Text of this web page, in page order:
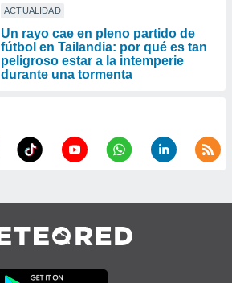
ACTUALIDAD
Un rayo cae en pleno partido de
fútbol en Tailandia: por qué es tan
peligroso estar a la intemperie
durante una tormenta